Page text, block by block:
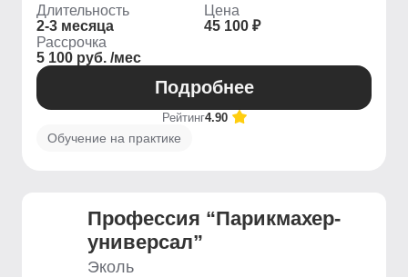
Длительность
2-3 месяца
Цена
45 100 ₽
Рассрочка
5 100 руб. /мес
Подробнее
Рейтинг4.90
Обучение на практике
Профессия “Парикмахер-
универсал”
Эколь